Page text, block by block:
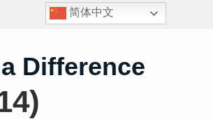
云飞甘肃旅游遭行政拘留
简体中文
Difference